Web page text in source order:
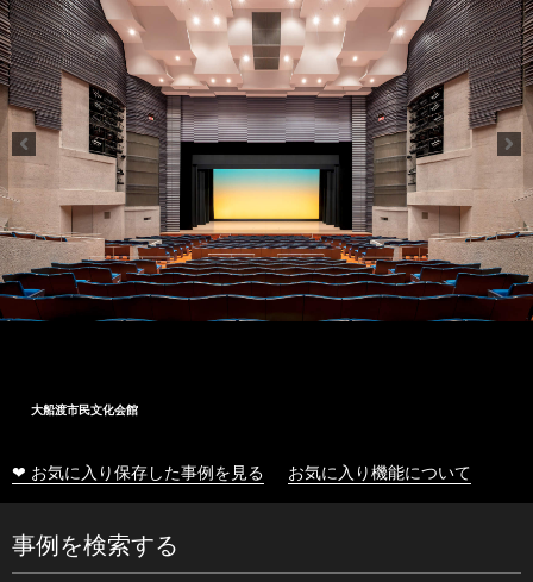
大船渡市民文化会館
❤ お気に入り保存した事例を見る お気に入り機能について
事例を検索する